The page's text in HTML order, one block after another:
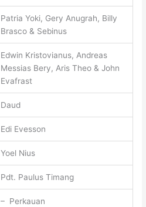
Patria Yoki, Gery Anugrah, Billy
Brasco & Sebinus
Edwin Kristovianus, Andreas
Messias Bery, Aris Theo & John
Evafrast
Daud
Edi Evesson
Yoel Nius
Pdt. Paulus Timang
– Perkauan